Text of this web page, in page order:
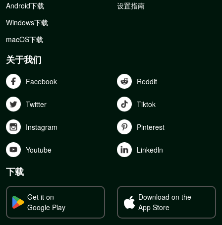
Android下载
Windows下载
macOS下载
设置指南
关于我们
Facebook Reddit
Twitter Tiktok
Instagram Pinterest
Youtube Linkedln
下载
Get it on
Google Play
Download on the
App Store